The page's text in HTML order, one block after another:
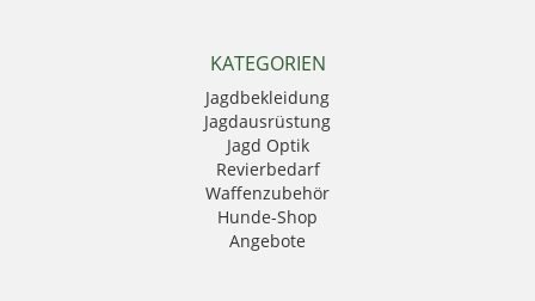
GPO
Härkila
HikMicro
Hubertus
Kahles
Krawattendackel
Leica
Mauser
Mjoelner Hunting
KATEGORIEN
Jagdbekleidung
Jagdausrüstung
Jagd Optik
Revierbedarf
Waffenzubehör
Hunde-Shop
Angebote